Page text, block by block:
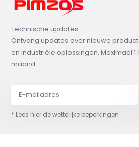
Technische updates
Ontvang updates over nieuwe
en industriële oplossingen. Maximaal
maand.
* Lees hier de wettelijke beperkingen